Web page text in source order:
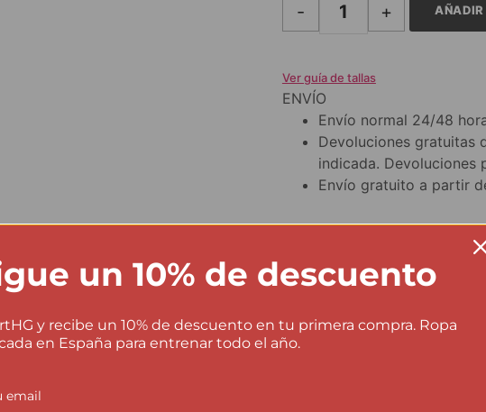
- +
Ver guía de tallas
ENVÍO
Envío normal 24/48
Devoluciones gratuitas
indicada. Devoluciones
Envío gratuito a partir
★★★★★
Valoraciones
ESCRIBIR UNA
un 10% de descuento
y recibe un 10% de descuento en tu primera compra. Ropa
en España para entrenar todo el año.